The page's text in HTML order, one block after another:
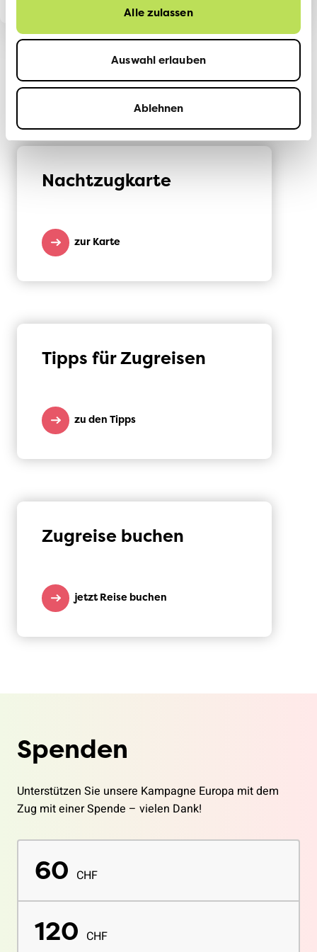
Alle zulassen
Auswahl erlauben
Ablehnen
Europa mit dem Zug
Nachtzugkarte
zur Karte
Tipps für Zugreisen
zu den Tipps
Zugreise buchen
jetzt Reise buchen
Spenden
Unterstützen Sie unsere Kampagne Europa mit dem
Zug mit einer Spende – vielen Dank!
60 CHF
120 CHF